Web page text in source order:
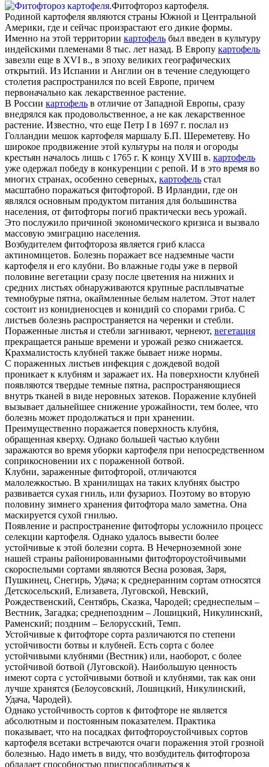
Фитофтороз картофеля.
Родиной картофеля являются страны Южной и Центральной
Америки, где и сейчас произрастают его дикие формы.
Именно на этой территории картофель был введен в культуру
индейскими племенами 8 тыс. лет назад. В Европу картофель
завезли еще в XVI в., в эпоху великих географических
открытий. Из Испании и Англии он в течение следующего
столетия распространился по всей Европе, причем
первоначально как лекарственное растение.
В России картофель в отличие от Западной Европы, сразу
внедрялся как продовольственное, а не как лекарственное
растение. Известно, что еще Петр I в 1697 г. послал из
Голландии мешок картофеля маршалу Б.П. Шереметеву. Но
широкое продвижение этой культуры на поля и огороды
крестьян началось лишь с 1765 г. К концу XVIII в. картофель
уже одержал победу в конкуренции с репой. И в это время во
многих странах, особенно северных, картофель стал
масштабно поражаться фитофторой. В Ирландии, где он
являлся основным продуктом питания для большинства
населения, от фитофторы погиб практически весь урожай.
Это послужило причиной экономического кризиса и вызвало
массовую эмиграцию населения.
Возбудителем фитофтороза является гриб класса
актиномицетов. Болезнь поражает все надземные части
картофеля и его клубни. Во влажные годы уже в первой
половине вегетации сразу после цветения на нижних и
средних листьях обнаруживаются крупные расплывчатые
темно­бурые пятна, окаймленные белым налетом. Этот налет
состоит из конидиеносцев и конидий со спорами гриба. С
листьев болезнь распространяется на черенки и стебли.
Пораженные листья и стебли загнивают, чернеют, вегетация
прекращается раньше времени и урожай резко снижается.
Крахмалистость клубней также бывает ниже нормы.
С пораженных листьев инфекция с дождевой водой
проникает к клубням и заражает их. На поверхности клубней
появляются твердые темные пятна, распространяющиеся
внутрь тканей в виде неровных затеков. Поражение клубней
вызывает дальнейшее снижение урожайности, тем более, что
болезнь может продолжаться и при хранении.
Преимущественно поражается поверхность клубня,
обращенная кверху. Однако большей частью клубни
заражаются во время уборки картофеля при непосредственном
соприкосновении их с пораженной ботвой.
Клубни, зараженные фитофторой, отличаются
малолежкостью. В хранилищах на таких клубнях быстро
развивается сухая гниль, или фузариоз. Поэтому во вторую
половину зимнего хранения фитофтора мало заметна. Она
маскируется сухой гнилью.
Появление и распространение фитофторы усложнило процесс
селекции картофеля. Однако удалось вывести более
устойчивые к этой болезни сорта. В Нечерноземной зоне
нашей страны районированными фитофтороустойчивыми
скороспелыми сортами являются Весна розовая, Заря,
Пушкинец, Снегирь, Удача; к среднеранним сортам относятся
Детскосельский, Елизавета, Луговской, Невский,
Рождественский, Сентябрь, Сказка, Чародей; среднеспелым –
Вестник, Загадка; среднепоздним – Лошицкий, Никулинский,
Раменский; поздним – Белорусский, Темп.
Устойчивые к фитофторе сорта различаются по степени
устойчивости ботвы и клубней. Есть сорта с более
устойчивыми клубнями (Вестник) или, наоборот, с более
устойчивой ботвой (Луговской). Наибольшую ценность
имеют сорта с устойчивыми ботвой и клубнями, так как они
лучше хранятся (Белоусовский, Лошицкий, Никулинский,
Удача, Чародей).
Однако устойчивость сортов к фитофторе не является
абсолютным и постоянным показателем. Практика
показывает, что на посадках фитофтороустойчивых сортов
картофеля все­таки встречаются очаги поражения этой грозной
болезнью. Надо иметь в виду, что возбудитель фитофтороза
обладает способностью приспосабливаться к